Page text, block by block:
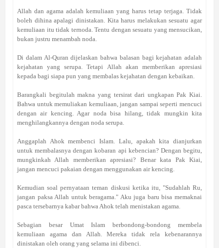
Allah dan agama adalah kemuliaan yang harus tetap terjaga. Tidak
boleh dihina apalagi dinistakan. Kita harus melakukan sesuatu agar
kemuliaan itu tidak ternoda. Tentu dengan sesuatu yang mensucikan,
bukan justru menambah noda.
Di dalam Al-Quran dijelaskan bahwa balasan bagi kejahatan adalah
kejahatan yang serupa. Tetapi Allah akan memberikan apresiasi
kepada bagi siapa pun yang membalas kejahatan dengan kebaikan.
Barangkali begitulah makna yang tersirat dari ungkapan Pak Kiai.
Bahwa untuk memuliakan kemuliaan, jangan sampai seperti mencuci
dengan air kencing. Agar noda bisa hilang, tidak mungkin kita
menghilangkannya dengan noda serupa.
Anggaplah Ahok membenci Islam. Lalu, apakah kita dianjurkan
untuk membalasnya dengan kobaran api kebencian? Dengan begitu,
mungkinkah Allah memberikan apresiasi? Benar kata Pak Kiai,
jangan mencuci pakaian dengan menggunakan air kencing.
Kemudian soal pernyataan teman diskusi ketika itu, "Sudahlah Ru,
jangan paksa Allah untuk beragama." Aku juga baru bisa memaknai
pasca tersebarnya kabar bahwa Ahok telah menistakan agama.
Sebagian besar Umat Islam berbondong-bondong membela
kemuliaan agama dan Allah. Mereka tidak rela kebenarannya
dinistakan oleh orang yang selama ini dibenci.